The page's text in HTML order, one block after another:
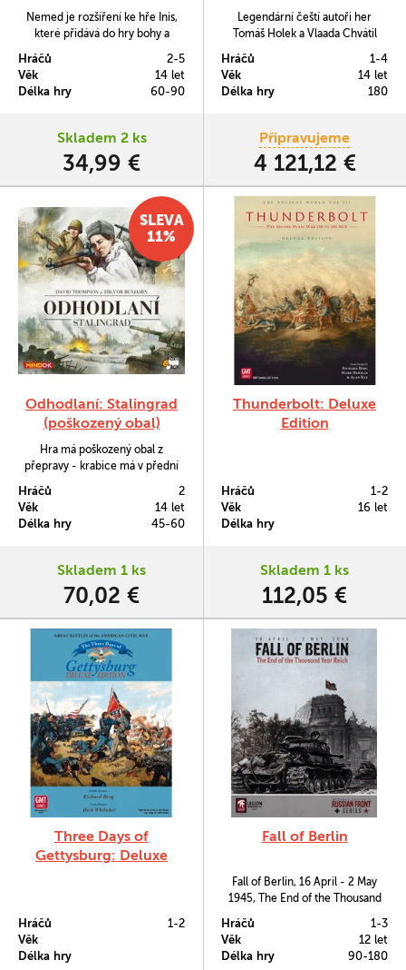
Nemed je rozšíření ke hře Inis,
které přidává do hry bohy a
Hráčů
2-5
Věk
14 let
Délka hry
60-90
Skladem 2 ks
34,99 €
hra
Legendární čeští autoři her
Tomáš Holek a Vlaada Chvátil
Kingdom Come: Deliverance –
Desková hra, která přináší
oceněnou videohru Kingdom
Warhorse na herní stoly v epické
oficiální adaptaci.
Hráčů
1-4
Věk
14 let
Délka hry
180
Připravujeme
4 121,12 €
Odhodlaní: Stalingrad
(poškozený obal)
Hra má poškozený obal z
přepravy - krabice má v přední
Hráčů
2
Věk
14 let
Délka hry
45-60
Skladem 1 ks
70,02 €
SLEVA
11%
Thunderbolt: Deluxe
Edition
Hráčů
1-2
Věk
16 let
Délka hry
Skladem 1 ks
112,05 €
Three Days of
Gettysburg: Deluxe
Hráčů
1-2
Věk
Délka hry
Fall of Berlin
Fall of Berlin, 16 April - 2 May
1945, The End of the Thousand
série Russian Front od autora
Hráčů
1-3
Věk
12 let
Délka hry
90-180